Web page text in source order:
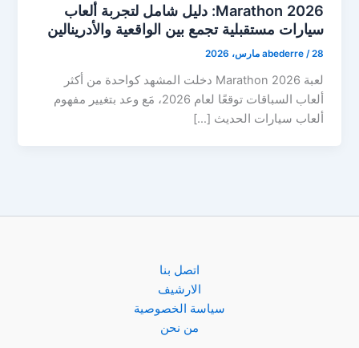
Marathon 2026: دليل شامل لتجربة ألعاب
سيارات مستقبلية تجمع بين الواقعية والأدرينالين
abederre /28 مارس، 2026
لعبة Marathon 2026 دخلت المشهد كواحدة من أكثر
ألعاب السباقات توقعًا لعام 2026، مَع وعد بتغيير مفهوم
ألعاب سيارات الحديث […]
اتصل بنا
الارشيف
سياسة الخصوصية
من نحن